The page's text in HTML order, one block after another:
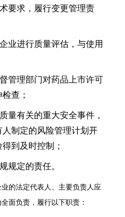
要求，履行变更管理责
业进行质量评估，与使用
管理部门对药品上市许可
查；
量有关的重大安全事件，
制定的风险管理计划开
到及时控制；
规定的责任。
的法定代表人、主要负责人应
面负责，履行以下职责：